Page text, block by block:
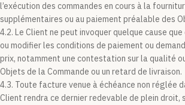
l’exécution des commandes en cours à la
supplémentaires ou au paiement préalable des
4.2. Le Client ne peut invoquer quelque cause
ou modifier les conditions de paiement ou
prix, notamment une contestation sur la qualité
Objets de la Commande ou un retard de livraison.
4.3. Toute facture venue à échéance non réglée
Client rendra ce dernier redevable de plein droit,